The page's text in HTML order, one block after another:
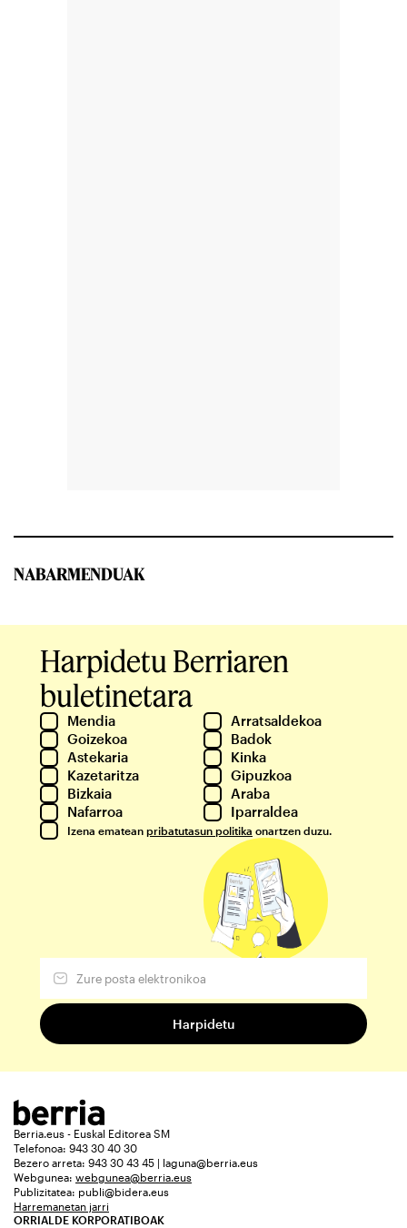
NABARMENDUAK
Harpidetu Berriaren
buletinetara
Mendia
Arratsaldekoa
Goizekoa
Badok
Astekaria
Kinka
Kazetaritza
Gipuzkoa
Bizkaia
Araba
Nafarroa
Iparraldea
Izena ematean pribatutasun politika onartzen duzu.
Berria.eus - Euskal Editorea SM
Telefonoa: 943 30 40 30
Bezero arreta: 943 30 43 45 | laguna@berria.eus
Webgunea: webgunea@berria.eus
Publizitatea: publi@bidera.eus
Harremanetan jarri
ORRIALDE KORPORATIBOAK